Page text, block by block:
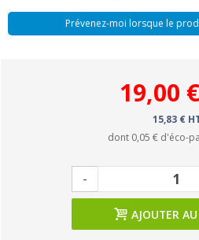
Prévenez-moi lorsque le
19,00 €
15,83 €
dont 0,05 € d'éco-
-
AJOUTER